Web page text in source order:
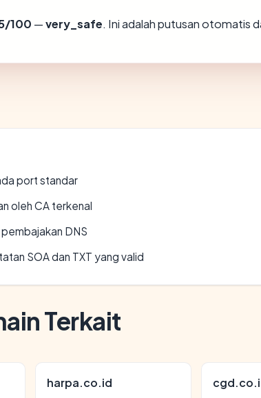
100 —very_safe. Ini adalah putusan otomatis
port standar
oleh CA terkenal
DNS
SOA dan TXT yang valid
Terkait
harpa.co.id